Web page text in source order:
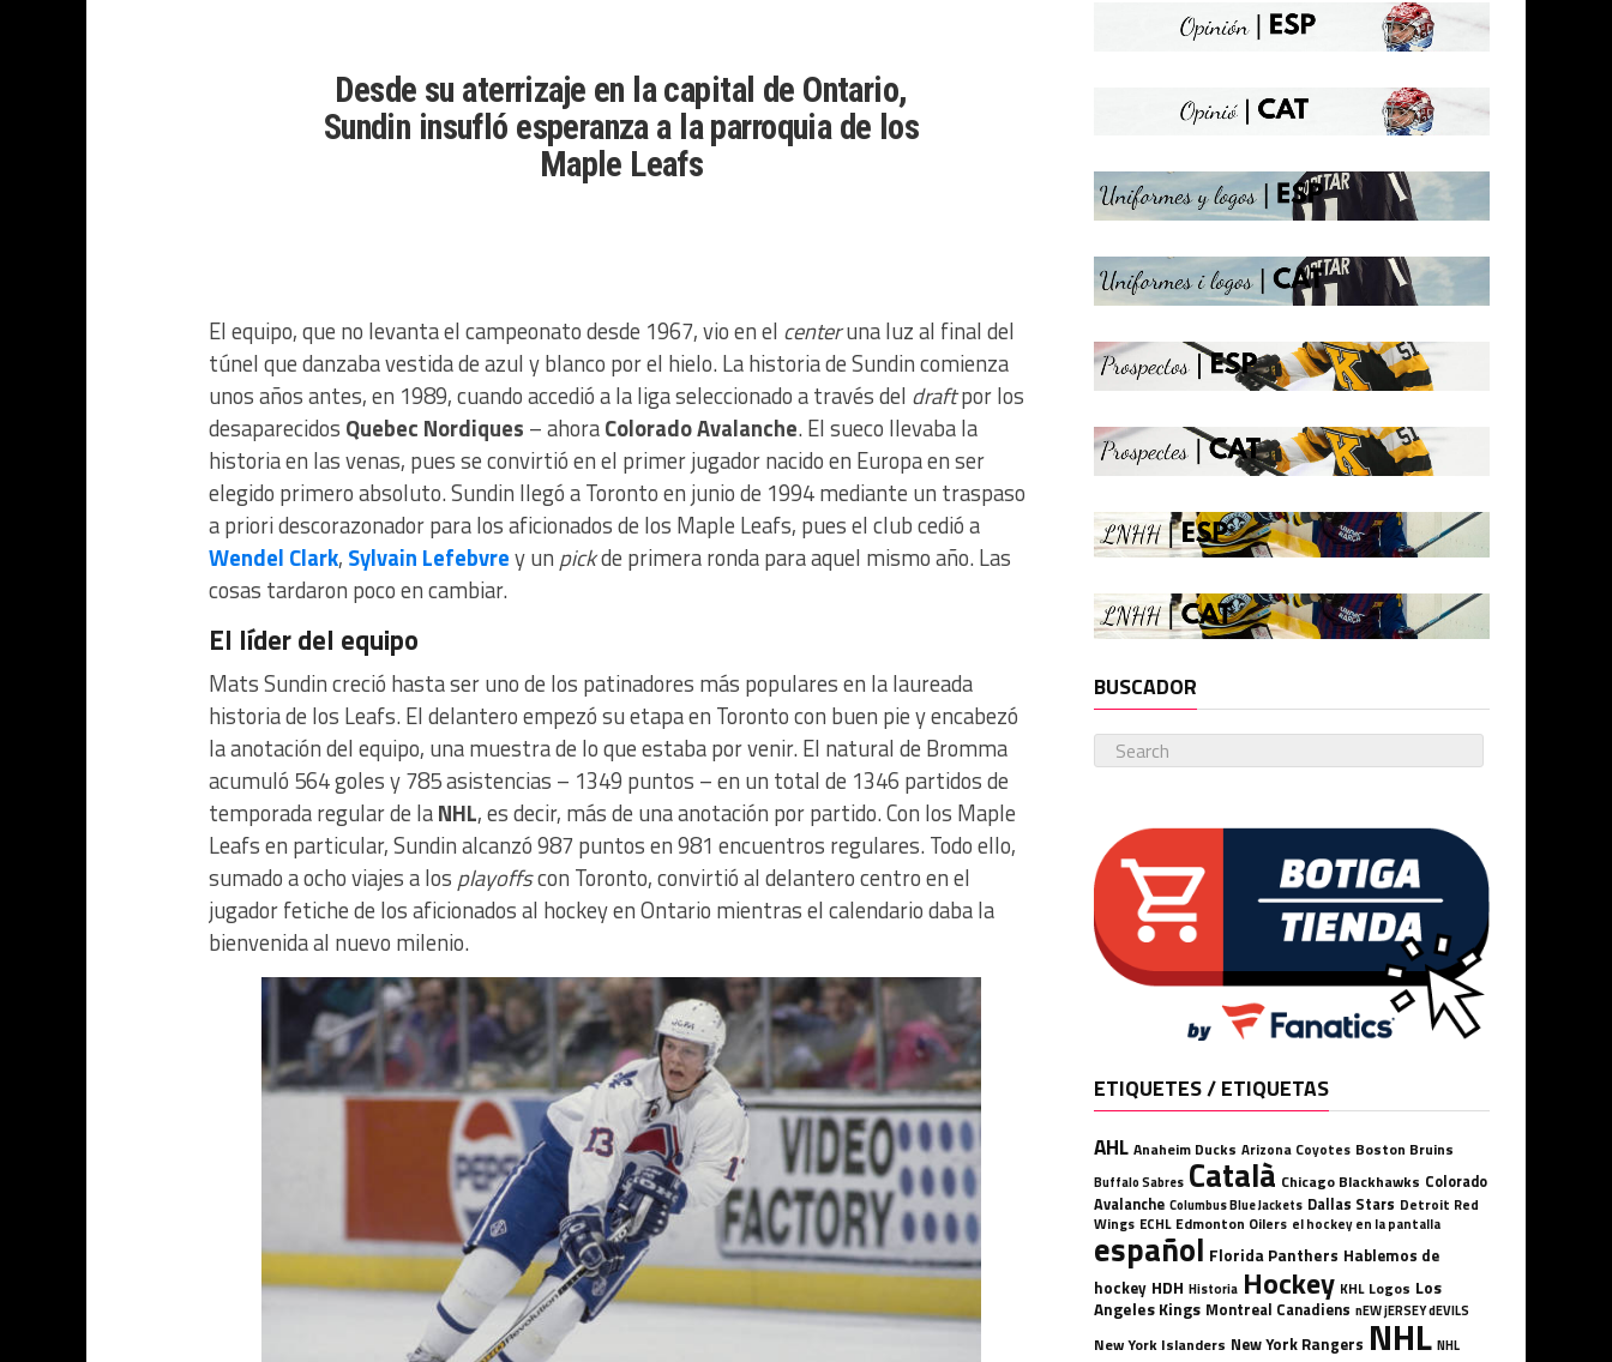
Desde su aterrizaje en la capital de Ontario,
Sundin insufló esperanza a la parroquia de los
Maple Leafs
El equipo, que no levanta el campeonato desde 1967, vio en el centeruna luz al final del
túnel que danzaba vestida de azul y blanco por el hielo. La historia de Sundin comienza
unos años antes, en 1989, cuando accedió a la liga seleccionado a través del draftpor los
desaparecidos Quebec Nordiques – ahoraColorado Avalanche. El sueco llevaba la
historia en las venas, pues se convirtió en el primer jugador nacido en Europa en ser
elegido primero absoluto. Sundin llegó a Toronto en junio de 1994 mediante un traspaso
a priori descorazonador para los aficionados de los Maple Leafs, pues el club cedió a
Wendel Clark, Sylvain Lefebvrey un pickde primera ronda para aquel mismo año. Las
cosas tardaron poco en cambiar.
El líder del equipo
Mats Sundin creció hasta ser uno de los patinadores más populares en la laureada
historia de los Leafs. El delantero empezó su etapa en Toronto con buen pie y encabezó
la anotación del equipo, una muestra de lo que estaba por venir. El natural de Bromma
acumuló 564 goles y 785 asistencias – 1349 puntos – en un total de 1346 partidos de
temporada regular de laNHL, es decir, más de una anotación por partido. Con los Maple
Leafs en particular, Sundin alcanzó 987 puntos en 981 encuentros regulares. Todo ello,
sumado a ocho viajes a los playoffscon Toronto, convirtió al delantero centro en el
jugador fetiche de los aficionados al hockey en Ontario mientras el calendario daba la
bienvenida al nuevo milenio.
BUSCADOR
ETIQUETES / ETIQUETAS
AHL Anaheim Ducks Arizona Coyotes Boston Bruins
Buffalo Sabres Català Chicago Blackhawks Colorado
Avalanche Columbus Blue Jackets Dallas Stars Detroit Red
Wings ECHL Edmonton Oilers el hockey en la pantalla
español Florida Panthers Hablemos de
hockey HDH Historia Hockey KHL Logos Los
Angeles Kings Montreal Canadiens nEW jERSEY dEVILS
New York Islanders New York Rangers NHL NHL